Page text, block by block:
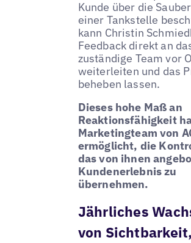
Kunde über die
einer Tankstelle
kann Christin
Feedback direkt an
zuständige Team vor
weiterleiten und das
beheben lassen.
Dieses hohe Maß an
Reaktionsfähigkeit
Marketingteam von
ermöglicht, die
das von ihnen
Kundenerlebnis zu
übernehmen.
Jährliches
von